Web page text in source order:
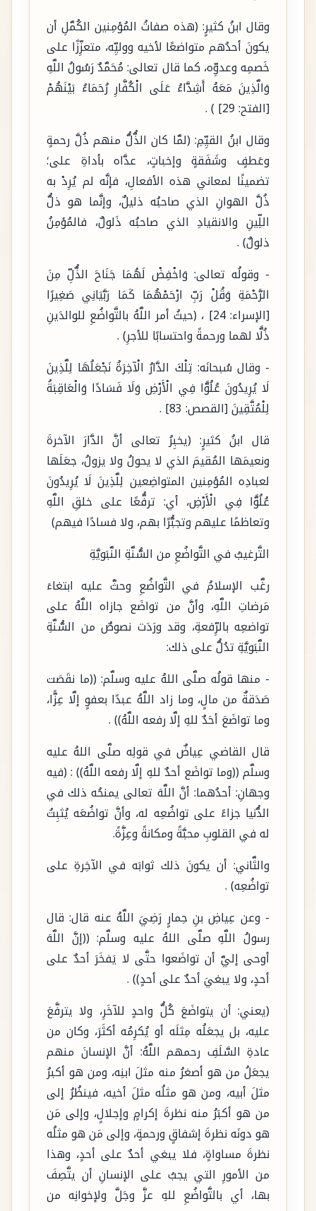
وقال ابنُ كثيرٍ: (هذه صفاتُ المُؤمِنين الكُمَّلِ أن
يكونَ أحدُهم متواضعًا لأخيه ووليِّه، متعزِّزًا على
خَصمِه وعدوِّه، كما قال تعالى: مُحَمَّدٌ رَسُولُ اللَّهِ
وَالَّذِينَ مَعَهُ أَشِدَّاءُ عَلَى الْكُفَّارِ رُحَمَاءُ بَيْنَهُمْ
[الفتح: 29] ) .
وقال ابنُ القيِّمِ: (لمَّا كان الذُّلُّ منهم ذُلَّ رحمةٍ
وعَطفٍ وشَفَقةٍ وإخباتٍ، عدَّاه بأداةِ على؛
تضمينًا لمعاني هذه الأفعالِ، فإنَّه لم يُرِدْ به
ذُلَّ الهوانِ الذي صاحبُه ذليلٌ، وإنَّما هو ذلُّ
اللِّينِ والانقيادِ الذي صاحبُه ذَلولٌ، فالمُؤمِنُ
ذلولٌ) .
- وقولُه تعالى: وَاخْفِضْ لَهُمَا جَنَاحَ الذُّلِّ مِنَ
الرَّحْمَةِ وَقُلْ رَبِّ ارْحَمْهُمَا كَمَا رَبَّيَانِي صَغِيرًا
[الإسراء: 24] ، (حيثُ أمر اللَّهُ بالتَّواضُعِ للوالدَينِ
ذُلًّا لهما ورحمةً واحتسابًا للأجرِ) .
- وقال سُبحانَه: تِلْكَ الدَّارُ الْآخِرَةُ نَجْعَلُهَا لِلَّذِينَ
لَا يُرِيدُونَ عُلُوًّا فِي الْأَرْضِ وَلَا فَسَادًا وَالْعَاقِبَةُ
لِلْمُتَّقِينَ [القصص: 83] .
قال ابنُ كثيرٍ: (يخبِرُ تعالى أنَّ الدَّارَ الآخرةَ
ونعيمَها المُقيمَ الذي لا يحولُ ولا يزولُ، جعَلَها
لعبادِه المُؤمِنين المتواضِعين لِلَّذِينَ لَا يُرِيدُونَ
عُلُوًّا فِي الْأَرْضِ، أي: ترفُّعًا على خلقِ اللَّهِ
وتعاظمًا عليهم وتجبُّرًا بهم، ولا فسادًا فيهم)
التَّرغيبُ في التَّواضُعِ من السُّنَّةِ النَّبَويَّةِ
رغَّب الإسلامُ في التَّواضُعِ وحثَّ عليه ابتغاءَ
مَرضاتِ اللَّهِ، وأنَّ من تواضَع جازاه اللَّهُ على
تواضعِه بالرِّفعةِ، وقد ورَدَت نصوصٌ من السُّنَّةِ
النَّبَويَّةِ تدُلُّ على ذلك:
- منها قولُه صلَّى اللهُ عليه وسلَّم: ((ما نقَصَت
صَدَقةٌ من مالٍ، وما زاد اللَّهُ عبدًا بعفوٍ إلَّا عِزًّا،
وما تواضَعَ أحَدٌ للهِ إلَّا رفعه اللَّهُ)) .
قال القاضي عِياضٌ في قولِه صلَّى اللهُ عليه
وسلَّم ((وما تواضَع أحدٌ للهِ إلَّا رفعه اللَّهُ)) : (فيه
وجهانِ: أحدُهما: أنَّ اللَّهَ تعالى يمنحُه ذلك في
الدُّنيا جزاءً على تواضُعِه له، وأنَّ تواضُعَه يُثبِتُ
له في القلوبِ محبَّةً ومكانةً وعِزَّةً.
والثَّاني: أن يكونَ ذلك ثوابَه في الآخِرةِ على
تواضُعِه) .
- وعن عِياضِ بنِ حِمارٍ رَضِيَ اللَّهُ عنه قال: قال
رسولُ اللَّهِ صلَّى اللهُ عليه وسلَّم: ((إنَّ اللَّهَ
أوحى إليَّ أن تواضَعوا حتَّى لا يَفخَرَ أحدٌ على
أحدٍ، ولا يبغيَ أحدٌ على أحدٍ)) .
(يعني: أن يتواضَعَ كُلُّ واحدٍ للآخَرِ، ولا يترفَّعَ
عليه، بل يجعَلُه مِثلَه أو يُكرِمُه أكثَرَ، وكان من
عادةِ السَّلَفِ رحمهم اللَّهُ: أنَّ الإنسانَ منهم
يجعَلُ من هو أصغرُ منه مثلَ ابنِه، ومن هو أكبرُ
مثلَ أبيه، ومن هو مثلُه مثلَ أخيه، فينظُرُ إلى
من هو أكبَرُ منه نظرةَ إكرامٍ وإجلالٍ، وإلى مَن
هو دونَه نظرةَ إشفاقٍ ورحمةٍ، وإلى مَن هو مثلُه
نظرةَ مساواةٍ، فلا يبغي أحدٌ على أحدٍ، وهذا
من الأمورِ التي يجبُ على الإنسانِ أن يتَّصِفَ
بها، أي بالتَّواضُعِ للهِ عزَّ وجَلَّ ولإخوانِه من